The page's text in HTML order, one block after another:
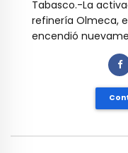
Tabasco.-La
refinería Olmeca,
encendió